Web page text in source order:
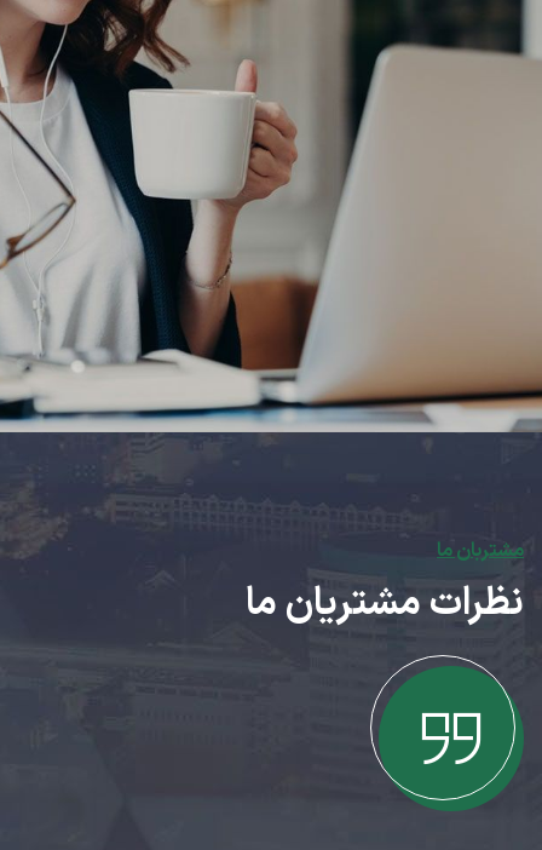
مشتربان ما
نظرات مشتریان ما